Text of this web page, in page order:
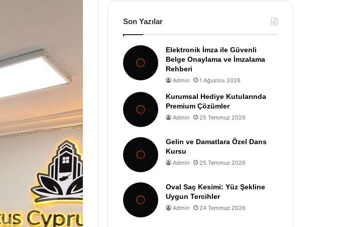
Son Yazılar
Elektronik İmza ile Güvenli
Belge Onaylama ve İmzalama
Rehberi
Admin 1 Ağustos 2026
Kurumsal Hediye Kutularında
Premium Çözümler
Admin 25 Temmuz 2026
Gelin ve Damatlara Özel Dans
Kursu
Admin 25 Temmuz 2026
Oval Saç Kesimi: Yüz Şekline
Uygun Tercihler
Admin 24 Temmuz 2026